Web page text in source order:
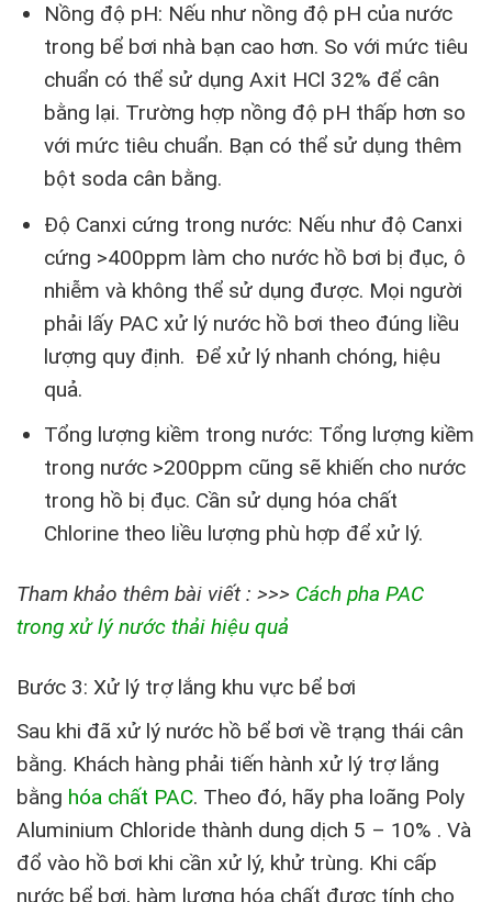
Nồng độ pH: Nếu như nồng độ pH của nước
trong bể bơi nhà bạn cao hơn. So với mức tiêu
chuẩn có thể sử dụng Axit HCl 32% để cân
bằng lại. Trường hợp nồng độ pH thấp hơn so
với mức tiêu chuẩn. Bạn có thể sử dụng thêm
bột soda cân bằng.
Độ Canxi cứng trong nước: Nếu như độ Canxi
cứng >400ppm làm cho nước hồ bơi bị đục, ô
nhiễm và không thể sử dụng được. Mọi người
phải lấy PAC xử lý nước hồ bơi theo đúng liều
lượng quy định. Để xử lý nhanh chóng, hiệu
quả.
Tổng lượng kiềm trong nước: Tổng lượng kiềm
trong nước >200ppm cũng sẽ khiến cho nước
trong hồ bị đục. Cần sử dụng hóa chất
Chlorine theo liều lượng phù hợp để xử lý.
Tham khảo thêm bài viết : >>> Cách pha PAC
trong xử lý nước thải hiệu quả
Bước 3: Xử lý trợ lắng khu vực bể bơi
Sau khi đã xử lý nước hồ bể bơi về trạng thái cân
bằng. Khách hàng phải tiến hành xử lý trợ lắng
bằng hóa chất PAC. Theo đó, hãy pha loãng Poly
Aluminium Chloride thành dung dịch 5 – 10% . Và
đổ vào hồ bơi khi cần xử lý, khử trùng. Khi cấp
nước bể bơi, hàm lượng hóa chất được tính cho